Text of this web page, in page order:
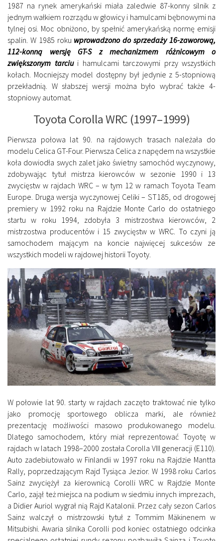
1987 na rynek amerykański miała zaledwie 87-konny silnik z
jednym wałkiem rozrządu w głowicy i hamulcami bębnowymi na
tylnej osi. Moc obniżono, by spełnić amerykańską normę emisji
spalin. W 1985 roku wprowadzono do sprzedaży 16-zaworową,
112-konną wersję GT-S z mechanizmem różnicowym o
zwiększonym tarciui hamulcami tarczowymi przy wszystkich
kołach. Mocniejszy model dostępny był jedynie z 5-stopniową
przekładnią. W słabszej wersji można było wybrać także 4-
stopniowy automat.
Toyota Corolla WRC (1997–1999)
Pierwsza połowa lat 90. na rajdowych trasach należała do
modelu Celica GT-Four. Pierwsza Celica z napędem na wszystkie
koła dowiodła swych zalet jako świetny samochód wyczynowy,
zdobywając tytuł mistrza kierowców w sezonie 1990 i 13
zwycięstw w rajdach WRC – w tym 12 w ramach Toyota Team
Europe. Druga wersja wyczynowej Celiki – ST185, od drogowej
premiery w 1992 roku na Rajdzie Monte Carlo do ostatniego
startu w roku 1994, zdobyła 3 mistrzostwa kierowców, 2
mistrzostwa producentów i 15 zwycięstw w WRC. To czyni ją
samochodem mającym na koncie najwięcej sukcesów ze
wszystkich modeli w rajdowej historii Toyoty.
W połowie lat 90. starty w rajdach zaczęto traktować nie tylko
jako promocję sportowego oblicza marki, ale również
prezentację możliwości masowo produkowanego modelu.
Dlatego samochodem, który miał reprezentować Toyotę w
rajdach w latach 1998–2000 została Corolla VIII generacji (E110).
Auto zadebiutowało w Finlandii w 1997 roku na Rajdzie Mantta
Rally, poprzedzającym Rajd Tysiąca Jezior. W 1998 roku Carlos
Sainz zwyciężył za kierownicą Corolli WRC w Rajdzie Monte
Carlo, zajął też miejsca na podium w siedmiu innych imprezach,
a Didier Auriol wygrał nią Rajd Katalonii. Przez cały sezon Carlos
Sainz walczył o mistrzowski tytuł z Tommim Mäkinenem w
Mitsubishi. Awaria silnika Corolli pod koniec ostatniego odcinka